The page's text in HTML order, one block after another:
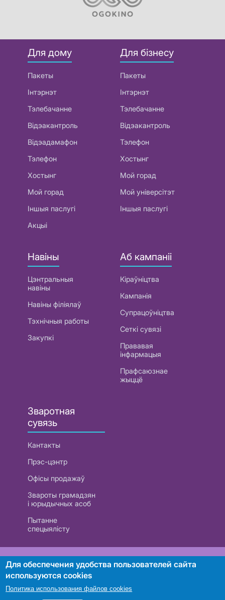
Для дому
Пакеты
Інтэрнэт
Тэлебачанне
Відэакантроль
Відэадамафон
Тэлефон
Хостынг
Мой горад
Іншыя паслугі
Акцыі
Для бізнесу
Пакеты
Інтэрнэт
Тэлебачанне
Відэакантроль
Тэлефон
Хостынг
Мой горад
Мой універсітэт
Іншыя паслугі
Навіны
Цэнтральныя
навіны
Навіны філіялаў
Тэхнічныя работы
Закупкі
Аб кампаніі
Кіраўніцтва
Кампанія
Супрацоўніцтва
Сеткі сувязі
Прававая
інфармацыя
Прафсаюзнае
жыццё
Зваротная
сувязь
Кантакты
Прэс-цэнтр
Офісы продажаў
Звароты грамадзян
і юрыдычных асоб
Пытанне
спецыялісту
РУП «Белтэлекам». УНП 101007741
Для обеспечения удобства пользователей сайта
используются cookies
Политика использования файлов cookies